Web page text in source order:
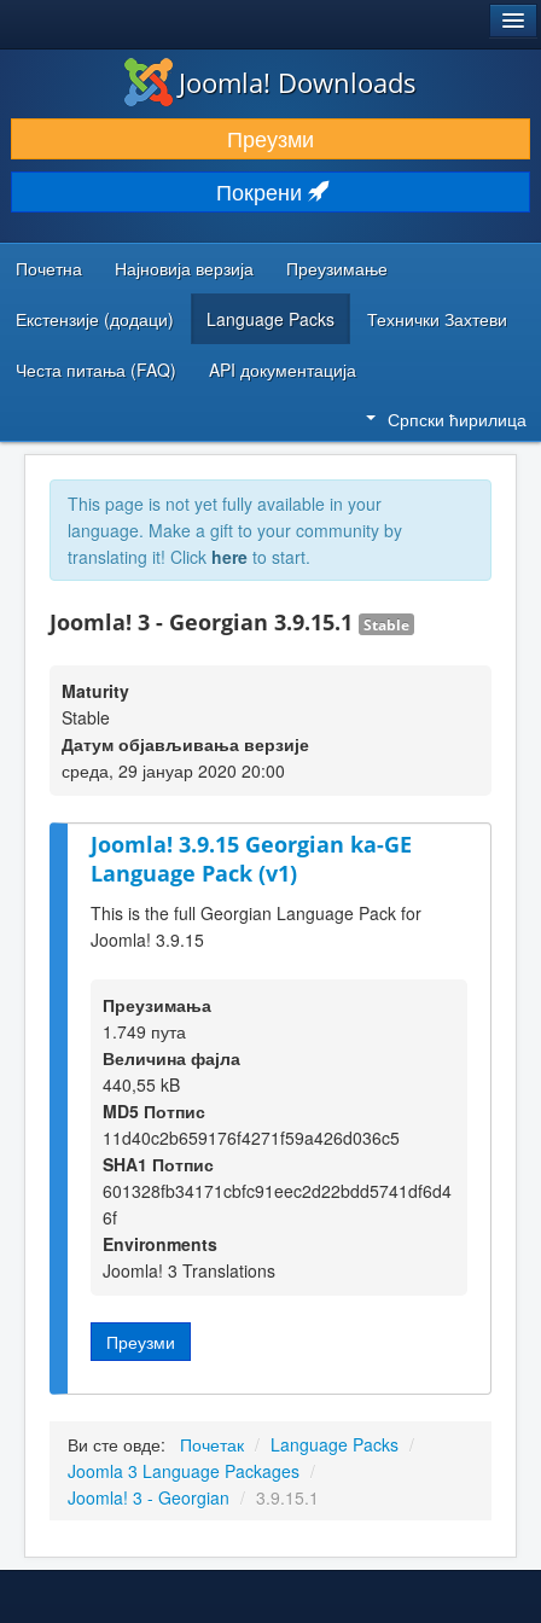
ПРЕУЗИМАЊЕ И ПРОШИРЕЊА (ЕКСТЕНЗИЈЕ)
ОТКРИЈТЕ И НАУЧИТЕ
ЗАЈЕДНИЦА И ПОДРШКА
РЕСУРСИ ЗА РАЗВОЈ
Joomla! Downloads
Преузми
Покрени
Почетна Најновија верзија Преузимање
Екстензије (додаци) Language Packs Технички Захтеви
Честа питања (FAQ) API документација
Српски ћирилица
This page is not yet fully available in your
language. Make a gift to your community by
translating it! Click here to start.
Joomla! 3 - Georgian 3.9.15.1 Stable
Maturity
Stable
Датум објављивања верзије
среда, 29 јануар 2020 20:00
Joomla! 3.9.15 Georgian ka-GE
Language Pack (v1)
This is the full Georgian Language Pack for
Joomla! 3.9.15
Преузимања
1.749 пута
Величина фајла
440,55 kB
MD5 Потпис
11d40c2b659176f4271f59a426d036c5
SHA1 Потпис
601328fb34171cbfc91eec2d22bdd5741df6d4
6f
Environments
Joomla! 3 Translations
Преузми
Ви сте овде: Почетак / Language Packs /
Joomla 3 Language Packages /
Joomla! 3 - Georgian / 3.9.15.1